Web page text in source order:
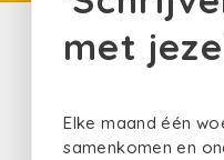
met
Elke maand één
samenkomen en